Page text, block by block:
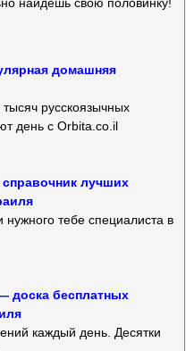
домашняя
русскоязычных
день с Orbita.co.il
лучших
нужного тебе специалиста в
доска бесплатных
каждый день. Десятки